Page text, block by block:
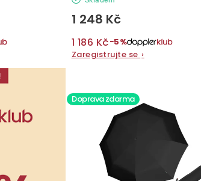
t
ů
1 248 Kč
1 186 Kč−5%
Zaregistrujte se ›
Doprava zdarma